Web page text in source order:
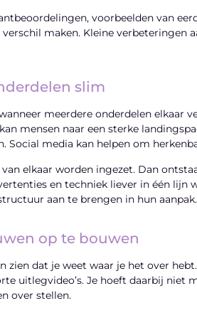
voorbeelden van
maken. Kleine verbeteringen
slim
meerdere onderdelen elkaar
mensen naar een sterke
Social media kan helpen om
elkaar worden ingezet. Dan
en techniek liever in één lijn
aan te brengen in hun aanpak.
op te bouwen
dat je weet waar je het over
uitlegvideo’s. Je hoeft daarbij niet
over stellen.